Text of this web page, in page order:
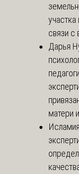
связи с
Дарья
матери
Исламия